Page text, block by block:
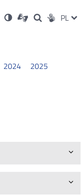
Ustawienia
Wersja
kontrastowa
Dla
niesłyszących
OtwórzOtwórz
w
Otwórz
w
Social PL
2024
2025